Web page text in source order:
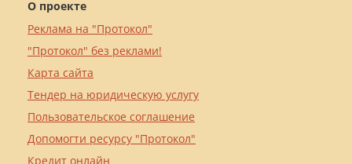
О проекте
Реклама на "Протокол"
"Протокол" без реклами!
Карта сайта
Тендер на юридическую услугу
Пользовательское соглашение
Допомогти ресурсу "Протокол"
Кредит онлайн